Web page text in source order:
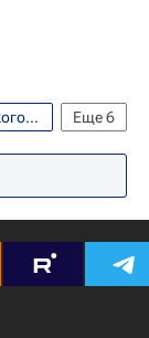
Еще6
Виталий Мутко - новый президент Российского футбольного союза (РФС). Мнения, комментарии